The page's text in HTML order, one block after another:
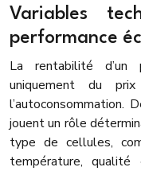
Variables
performance
La rentabilité d’un
uniquement du
l’autoconsommation.
jouent un rôle
type de cellules,
température,